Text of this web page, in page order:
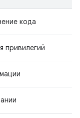
кода
привилегий